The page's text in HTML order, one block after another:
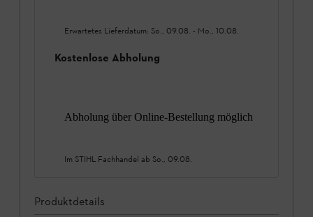
Erwartetes Lieferdatum: So., 09.08. - Mo., 10.08.
Kostenlose Abholung
Abholung über Online-Bestellung möglich
Im STIHL Fachhandel ab So., 09.08.
Produktdetails